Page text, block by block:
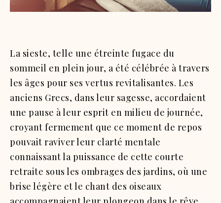
La sieste, telle une étreinte fugace du
sommeil en plein jour, a été célébrée à travers
les âges pour ses vertus revitalisantes. Les
anciens Grecs, dans leur sagesse, accordaient
une pause à leur esprit en milieu de journée,
croyant fermement que ce moment de repos
pouvait raviver leur clarté mentale
connaissant la puissance de cette courte
retraite sous les ombrages des jardins, où une
brise légère et le chant des oiseaux